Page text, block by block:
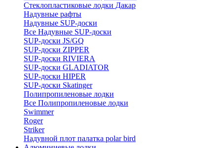
Стеклопластиковые лодки Дакар
Надувные рафты
Надувные SUP-доски
Все Надувные SUP-доски
SUP-доски JS/GQ
SUP-доски ZIPPER
SUP-доски RIVIERA
SUP-доски GLADIATOR
SUP-доски HIPER
SUP-доски Skatinger
Полипропиленовые лодки
Все Полипропиленовые лодки
Swimmer
Roger
Striker
Надувной плот палатка polar bird